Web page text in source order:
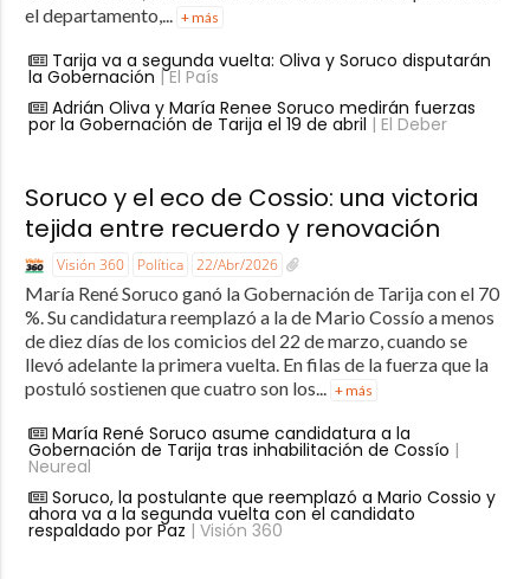
el departamento,... + más
Tarija va a segunda vuelta: Oliva y Soruco disputarán
la Gobernación | El País
Adrián Oliva y María Renee Soruco medirán fuerzas
por la Gobernación de Tarija el 19 de abril | El Deber
Soruco y el eco de Cossio: una victoria
tejida entre recuerdo y renovación
Visión 360 Política 22/Abr/2026
María René Soruco ganó la Gobernación de Tarija con el 70
%. Su candidatura reemplazó a la de Mario Cossío a menos
de diez días de los comicios del 22 de marzo, cuando se
llevó adelante la primera vuelta. En filas de la fuerza que la
postuló sostienen que cuatro son los... + más
María René Soruco asume candidatura a la
Gobernación de Tarija tras inhabilitación de Cossío |
Neureal
Soruco, la postulante que reemplazó a Mario Cossio y
ahora va a la segunda vuelta con el candidato
respaldado por Paz | Visión 360